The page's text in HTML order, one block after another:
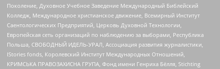
Поколение, Духовное Учебное Заведение Международный Библейский
Колледж, Международное христианское движение, Всемирный Институт
Саентологических Предприятий, Церковь Духовной Технологии,
Европейская сеть организаций по наблюдению за выборами, Республика
Польша, СВОБОДНЫЙ ИДЕЛЬ-УРАЛ, Ассоциация развития журналистики,
IStories fonds, Королевский Институт Международных Отношений,
КРИМСЬКА ПРАВОЗАХИСНА ГРУПА, Фонд имени Генриха Бёлля, Stichting